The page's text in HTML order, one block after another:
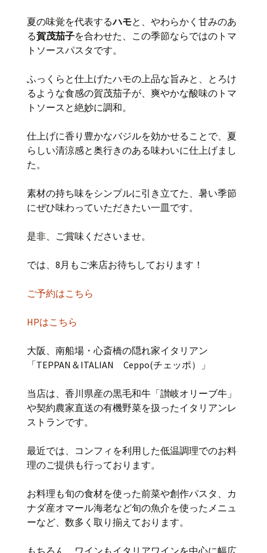
夏の味覚を代表するハモと、やわらかく甘みのあ
る賀茂茄子を合わせた、この季節ならではのトマ
トソースパスタです。
ふっくらと仕上げたハモの上品な旨みと、とろけ
るような食感の賀茂茄子が、爽やかな酸味のトマ
トソースと絶妙に調和。
仕上げに香り豊かなバジルを効かせることで、夏
らしい清涼感と奥行きのある味わいに仕上げまし
た。
素材の持ち味をシンプルに引き立てた、暑い季節
にぜひ味わっていただきたい一皿です。
是非、ご賞味くださいませ。
では、8月もご来店お待ちしております！
ご予約はこちら
HPはこちら
大阪、南船場・心斎橋の隠れ家イタリアン
「TEPPAN＆ITALIAN Ceppo(チェッポ）」
当店は、香川県産の黒毛和牛「讃岐オリーブ牛」
や契約農家直送の有機野菜を扱ったイタリアンレ
ストランです。
最近では、コンフィを利用した低温調理でのお料
理のご提供も行っております。
お料理も旬の食材を使った前菜や創作パスタ、カ
ナダ産オマール海老など旬の魚介を使ったメニュ
ーなど、数多く取り揃えております。
もちろん、ワインもイタリアワインを中心に幅広